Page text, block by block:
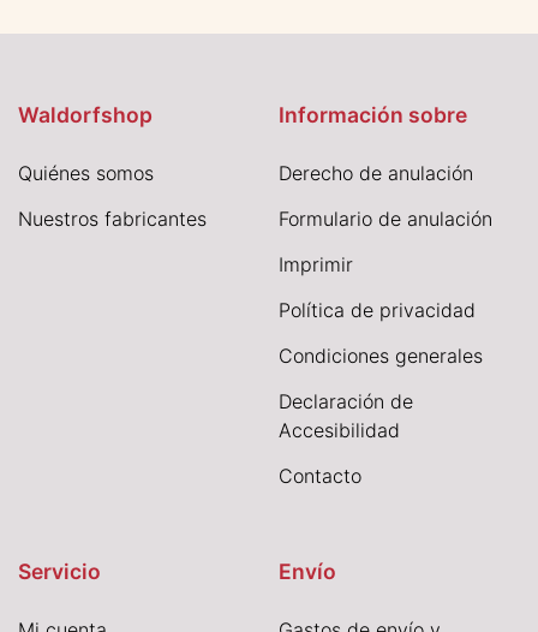
Waldorfshop
Quiénes somos
Nuestros fabricantes
Información sobre
Derecho de anulación
Formulario de anulación
Imprimir
Política de privacidad
Condiciones generales
Declaración de
Accesibilidad
Contacto
Servicio Envío